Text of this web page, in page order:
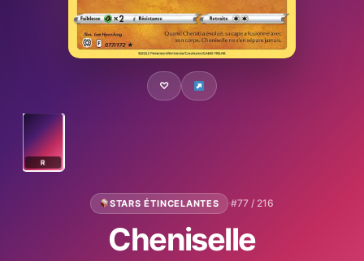
♡
R
STARS ÉTINCELANTES ·#77 / 216
Cheniselle